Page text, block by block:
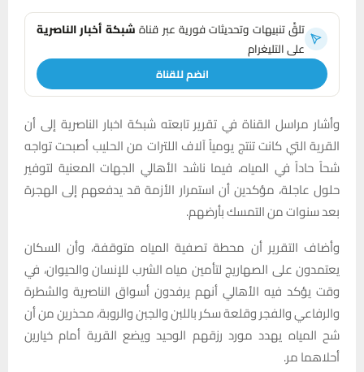
تلقَّ تنبيهات وتحديثات فورية عبر قناةشبكة أخبار الناصرية
على التليغرام
انضم للقناة
وأشار مراسل القناة في تقرير تابعته شبكة اخبار الناصرية إلى أن
القرية التي كانت تنتج يومياً آلاف اللترات من الحليب أصبحت تواجه
شحاً حاداً في المياه، فيما ناشد الأهالي الجهات المعنية لتوفير
حلول عاجلة، مؤكدين أن استمرار الأزمة قد يدفعهم إلى الهجرة
بعد سنوات من التمسك بأرضهم.
وأضاف التقرير أن محطة تصفية المياه متوقفة، وأن السكان
يعتمدون على الصهاريج لتأمين مياه الشرب للإنسان والحيوان، في
وقت يؤكد فيه الأهالي أنهم يرفدون أسواق الناصرية والشطرة
والرفاعي والفجر وقلعة سكر باللبن والجبن والروبة، محذرين من أن
شح المياه يهدد مورد رزقهم الوحيد ويضع القرية أمام خيارين
أحلاهما مر.